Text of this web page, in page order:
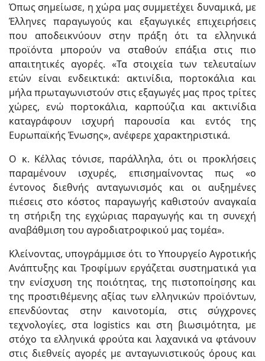
Όπως σημείωσε, η χώρα μας συμμετέχει δυναμικά, με
Έλληνες παραγωγούς και εξαγωγικές επιχειρήσεις
που αποδεικνύουν στην πράξη ότι τα ελληνικά
προϊόντα μπορούν να σταθούν επάξια στις πιο
απαιτητικές αγορές. «Τα στοιχεία των τελευταίων
ετών είναι ενδεικτικά: ακτινίδια, πορτοκάλια και
μήλα πρωταγωνιστούν στις εξαγωγές μας προς τρίτες
χώρες, ενώ πορτοκάλια, καρπούζια και ακτινίδια
καταγράφουν ισχυρή παρουσία και εντός της
Ευρωπαϊκής Ένωσης», ανέφερε χαρακτηριστικά.
Ο κ. Κέλλας τόνισε, παράλληλα, ότι οι προκλήσεις
παραμένουν ισχυρές, επισημαίνοντας πως «ο
έντονος διεθνής ανταγωνισμός και οι αυξημένες
πιέσεις στο κόστος παραγωγής καθιστούν αναγκαία
τη στήριξη της εγχώριας παραγωγής και τη συνεχή
αναβάθμιση του αγροδιατροφικού μας τομέα».
Κλείνοντας, υπογράμμισε ότι το Υπουργείο Αγροτικής
Ανάπτυξης και Τροφίμων εργάζεται συστηματικά για
την ενίσχυση της ποιότητας, της πιστοποίησης και
της προστιθέμενης αξίας των ελληνικών προϊόντων,
επενδύοντας στην καινοτομία, στις σύγχρονες
τεχνολογίες, στα logistics και στη βιωσιμότητα, με
στόχο τα ελληνικά φρούτα και λαχανικά να φτάνουν
στις διεθνείς αγορές με ανταγωνιστικούς όρους και